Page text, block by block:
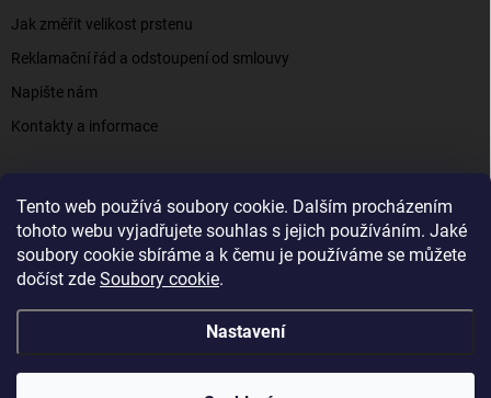
Tento web používá soubory cookie. Dalším procházením
tohoto webu vyjadřujete souhlas s jejich používáním. Jaké
soubory cookie sbíráme a k čemu je používáme se můžete
dočíst zde Soubory cookie.
Nastavení
Jak změřit velikost prstenu
Reklamační řád a odstoupení od smlouvy
Napište nám
Kontakty a informace
Elenys.cz - šperky, kterým věříte už od roku 2016
Vytvořil Shoptet